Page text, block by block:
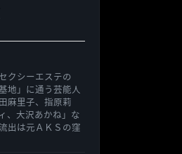
クシーエステの
地」に通う芸能人
麻里子、指原莉
、大沢あかね」な
出は元ＡＫＳの窪